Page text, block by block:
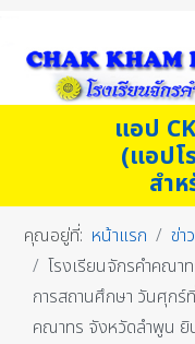
แอป
(แอปโ
สำ
คุณอยู่ที่: หน้าแรก ข่า
โรงเรียนจักรคำคณ
การสถานศึกษา วันศุกร์
คณาทร จังหวัดลำพูน ยิ